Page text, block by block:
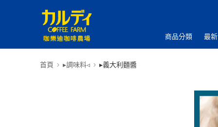
商品分類 最
首頁 ▸調味料◃ ▸義大利麵醬